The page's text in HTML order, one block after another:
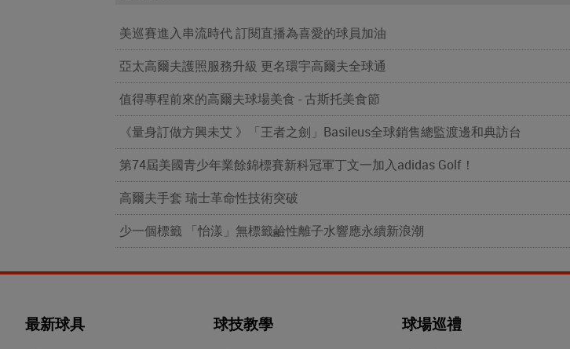
美巡賽進入串流時代 訂閱直播為喜愛的球員加油
亞太高爾夫護照服務升級 更名環宇高爾夫全球通
值得專程前來的高爾夫球場美食 - 古斯托美食節
《量身訂做方興未艾 》「王者之劍」Basileus全球銷售總監渡邊和典訪台
第74屆美國青少年業餘錦標賽新科冠軍丁文一加入adidas Golf！
高爾夫手套 瑞士革命性技術突破
少一個標籤 「怡漾」無標籤鹼性離子水響應永續新浪潮
最新球具 球技教學 球場巡禮